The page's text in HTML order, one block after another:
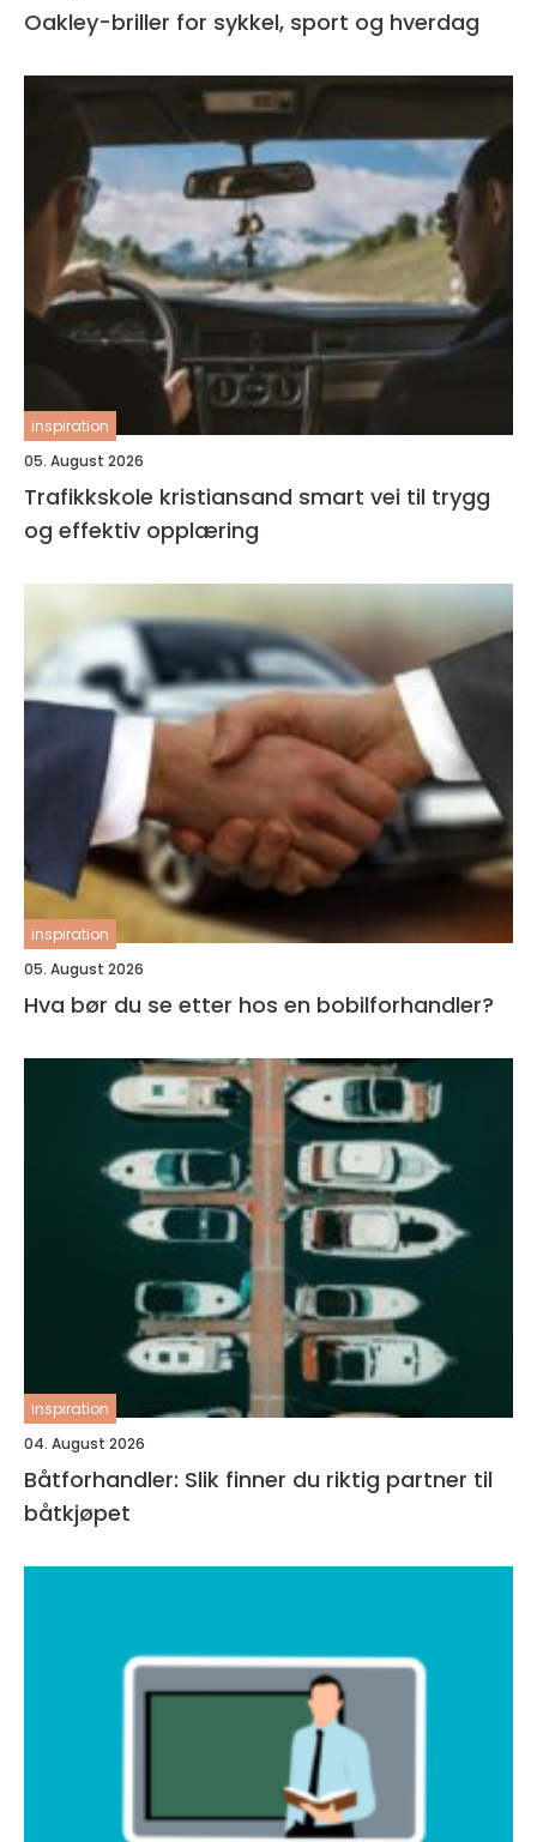
Oakley-briller for sykkel, sport og hverdag
inspiration
05. August 2026
Trafikkskole kristiansand smart vei til trygg
og effektiv opplæring
inspiration
05. August 2026
Hva bør du se etter hos en bobilforhandler?
inspiration
04. August 2026
Båtforhandler: Slik finner du riktig partner til
båtkjøpet